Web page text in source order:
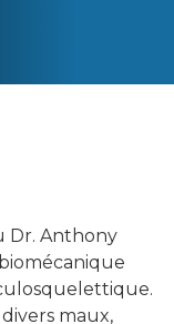
Dr. Anthony
maux,